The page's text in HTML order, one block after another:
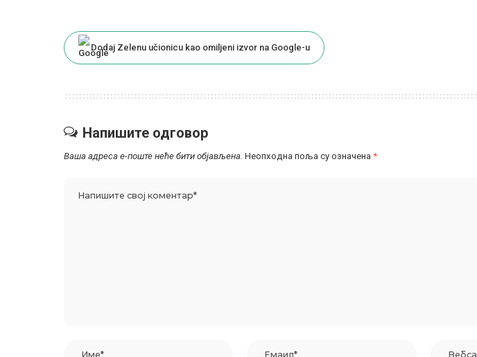
Dodaj Zelenu učionicu kao omiljeni izvor na Google-u
Напишите одговор
Ваша адреса е-поште неће бити објављена. Неопходна поља су означена *